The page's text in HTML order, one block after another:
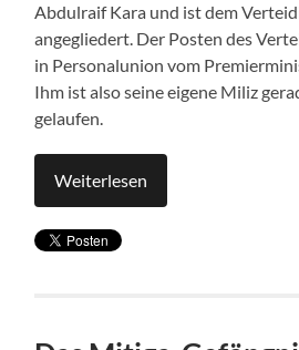
Abdulraif Kara und ist dem
angegliedert. Der Posten des
in Personalunion vom
Ihm ist also seine eigene Miliz
gelaufen.
Weiterlesen